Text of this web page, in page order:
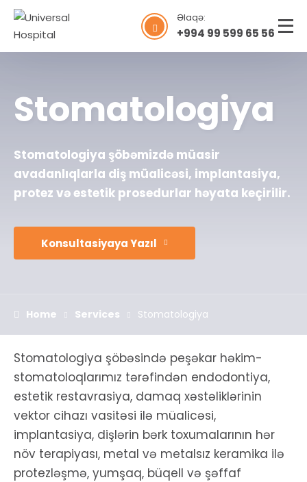
Əlaqə:
+994 99 599 65 56
Stomatologiya
Stomatologiya şöbəmizdə müasir
avadanlıqlarla diş müalicəsi, implantasiya,
protez və estetik prosedurlar həyata keçirilir.
Konsultasiyaya Yazıl
Home Services Stomatologiya
Stomatologiya şöbəsində peşəkar həkim-
stomatoloqlarımız tərəfindən endodontiya,
estetik restavrasiya, damaq xəstəliklərinin
vektor cihazı vasitəsi ilə müalicəsi,
implantasiya, dişlərin bərk toxumalarının hər
növ terapiyası, metal və metalsız keramika ilə
protezləşmə, yumşaq, büqell və şəffaf